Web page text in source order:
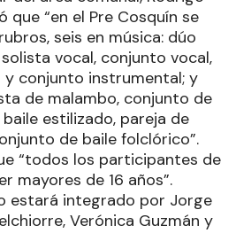
“en el Pre Cosquín se
seis en música: dúo
vocal, conjunto vocal,
conjunto instrumental; y
de malambo, conjunto de
estilizado, pareja de
de baile folclórico”.
“todos los participantes de
mayores de 16 años”.
estará integrado por Jorge
Verónica Guzmán y